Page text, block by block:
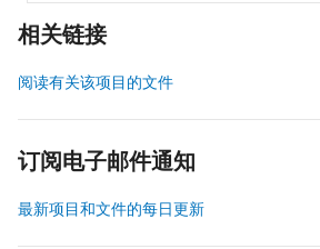
相关链接
阅读有关该项目的文件
订阅电子邮件通知
最新项目和文件的每日更新